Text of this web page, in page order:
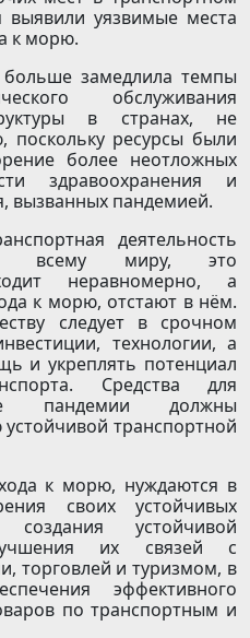
выявили уязвимые места
к морю.
замедлила темпы
обслуживания
в странах, не
ресурсы были
более неотложных
здравоохранения и
вызванных пандемией.
деятельность
по всему миру, это
неравномерно, а
к морю, отстают в нём.
следует в срочном
технологии, а
и укреплять потенциал
Средства для
пандемии должны
транспортной
к морю, нуждаются в
своих устойчивых
создания устойчивой
их связей с
торговлей и туризмом, в
эффективного
по транспортным и